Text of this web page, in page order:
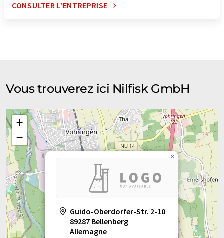
CONSULTER L’ENTREPRISE
Vous trouverez ici Nilfisk GmbH
Guido-Oberdorfer-Str. 2-10
89287 Bellenberg
Allemagne
×
+
−